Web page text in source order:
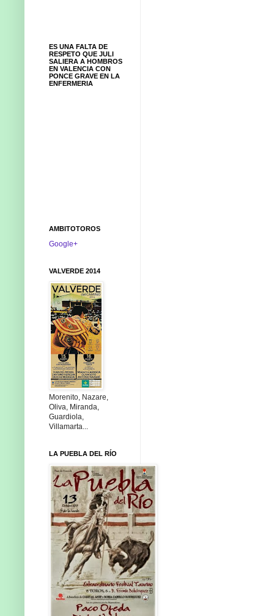
ES UNA FALTA DE
RESPETO QUE JULI
SALIERA A HOMBROS
EN VALENCIA CON
PONCE GRAVE EN LA
ENFERMERIA
AMBITOTOROS
Google+
VALVERDE 2014
Morenito, Nazare,
Oliva, Miranda,
Guardiola,
Villamarta...
LA PUEBLA DEL RÍO